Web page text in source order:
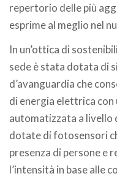
repertorio delle più
esprime al meglio nel
In un’ottica di
sede è stata dotata di
d’avanguardia che
di energia elettrica
automatizzata a livello
dotate di fotosensori
presenza di persone e
l’intensità in base alle